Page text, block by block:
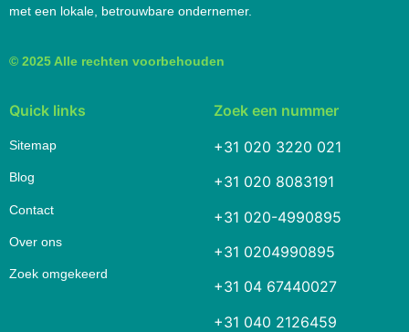
met een lokale, betrouwbare ondernemer.
© 2025 Alle rechten voorbehouden
Quick links
Sitemap
Blog
Contact
Over ons
Zoek omgekeerd
Zoek een nummer
+31 020 3220 021
+31 020 8083191
+31 020-4990895
+31 0204990895
+31 04 67440027
+31 040 2126459